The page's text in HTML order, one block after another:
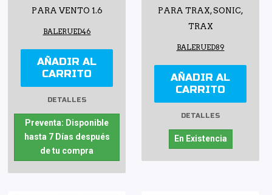
PARA VENTO 1.6
BALERUED46
AÑADIR AL
CARRITO
DETALLES
Preventa: Disponible
hasta 7 Días después
de tu compra
PARA TRAX, SONIC,
TRAX
BALERUED89
AÑADIR AL
CARRITO
DETALLES
En Existencia